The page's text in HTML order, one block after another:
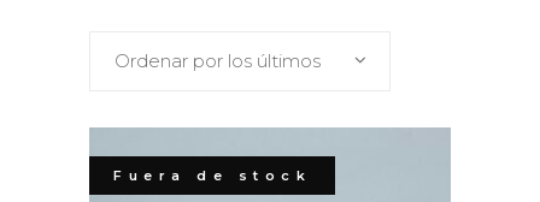
Ordenar por los últimos
Fuera de stock